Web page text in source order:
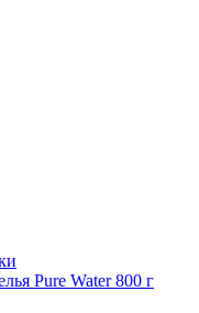
Pure Water 800 г